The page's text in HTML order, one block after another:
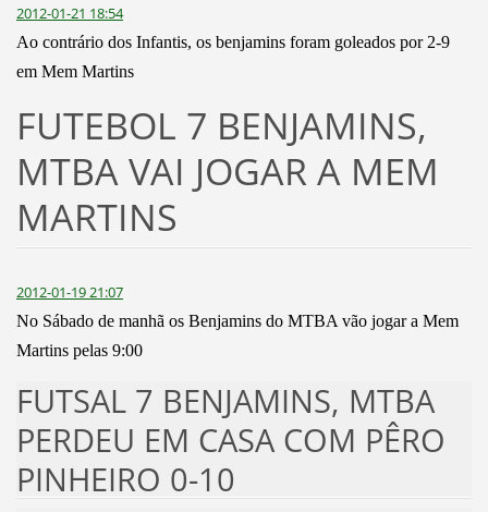
2012-01-21 18:54
Ao contrário dos Infantis, os benjamins foram goleados por 2-9
em Mem Martins
FUTEBOL 7 BENJAMINS,
MTBA VAI JOGAR A MEM
MARTINS
2012-01-19 21:07
No Sábado de manhã os Benjamins do MTBA vão jogar a Mem
Martins pelas 9:00
FUTSAL 7 BENJAMINS, MTBA
PERDEU EM CASA COM PÊRO
PINHEIRO 0-10